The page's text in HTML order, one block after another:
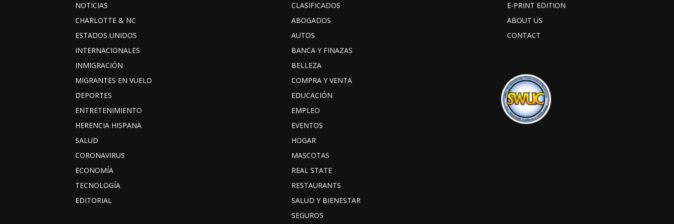
NOTICIAS
CHARLOTTE & NC
ESTADOS UNIDOS
INTERNACIONALES
INMIGRACIÓN
MIGRANTES EN VUELO
DEPORTES
ENTRETENIMIENTO
HERENCIA HISPANA
SALUD
CORONAVIRUS
ECONOMÍA
TECNOLOGÍA
EDITORIAL
CLASIFICADOS
ABOGADOS
AUTOS
BANCA Y FINAZAS
BELLEZA
COMPRA Y VENTA
EDUCACIÓN
EMPLEO
EVENTOS
HOGAR
MASCOTAS
REAL STATE
RESTAURANTS
SALUD Y BIENESTAR
SEGUROS
E-PRINT EDITION
ABOUT US
CONTACT